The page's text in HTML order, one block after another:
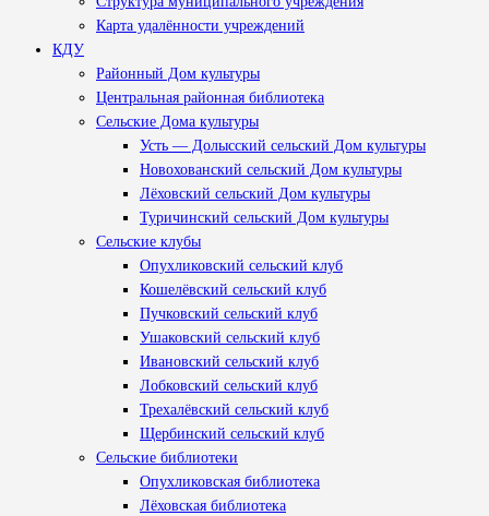
Карта удалённости учреждений
КДУ
Районный Дом культуры
Центральная районная библиотека
Сельские Дома культуры
Усть — Долысский сельский Дом культуры
Новохованский сельский Дом культуры
Лёховский сельский Дом культуры
Туричинский сельский Дом культуры
Сельские клубы
Опухликовский сельский клуб
Кошелёвский сельский клуб
Пучковский сельский клуб
Ушаковский сельский клуб
Ивановский сельский клуб
Лобковский сельский клуб
Трехалёвский сельский клуб
Щербинский сельский клуб
Сельские библиотеки
Опухликовская библиотека
Лёховская библиотека